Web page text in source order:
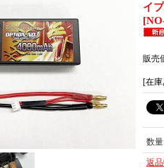
イ
[
販売
[在
数量
返